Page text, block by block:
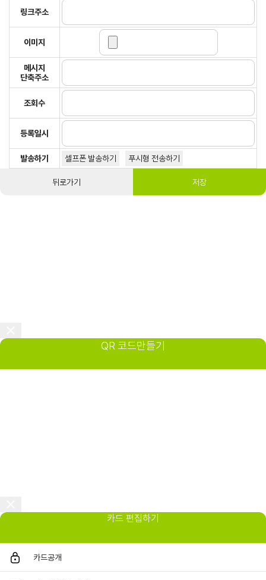
링크주소
이미지
메시지
단축주소
조회수
등록일시
발송하기 셀프폰 발송하기 푸시형 전송하기
뒤로가기 저장
QR 코드만들기
카드 편집하기
카드공개